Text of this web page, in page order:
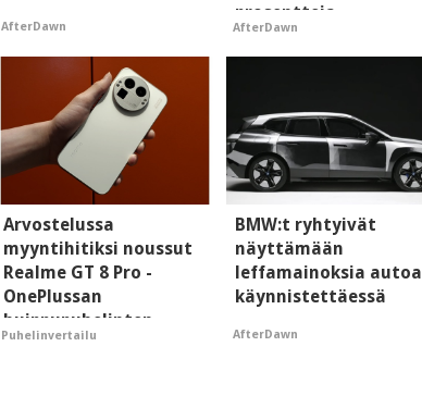
AfterDawn
prosentteja
AfterDawn
Arvostelussa
myyntihitiksi noussut
Realme GT 8 Pro -
OnePlussan
huippupuhelinten
"perillinen"
Puhelinvertailu
BMW:t ryhtyivät
näyttämään
leffamainoksia autoa
käynnistettäessä
AfterDawn